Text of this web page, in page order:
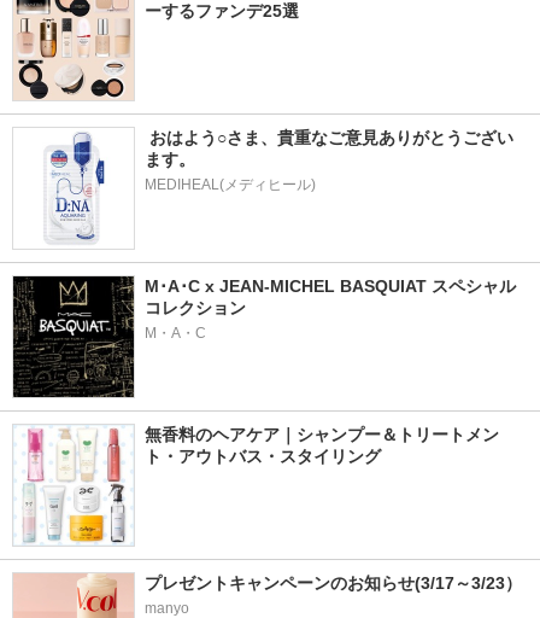
ーするファンデ25選
おはよう○さま、貴重なご意見ありがとうござい
ます。
MEDIHEAL(メディヒール)
M･A･C x JEAN-MICHEL BASQUIAT スペシャル
コレクション
M・A・C
無香料のヘアケア｜シャンプー＆トリートメン
ト・アウトバス・スタイリング
プレゼントキャンペーンのお知らせ(3/17～3/23）
manyo